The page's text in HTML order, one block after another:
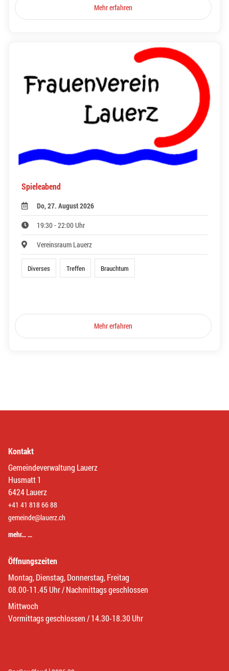
Mehr erfahren
Spieleabend
Do, 27. August 2026
19:30 - 22:00 Uhr
Vereinsraum Lauerz
Diverses Treffen Brauchtum
Mehr erfahren
Kontakt
Gemeindeverwaltung Lauerz
Husmatt 1
6424 Lauerz
+41 41 818 66 88
gemeinde@lauerz.ch
mehr… …
Öffnungszeiten
Montag, Dienstag, Donnerstag, Freitag
08.00-11.45 Uhr / Nachmittags geschlossen
Mittwoch
Vormittags geschlossen / 14.30-18.30 Uhr